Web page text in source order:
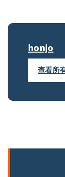
honjo
查看所